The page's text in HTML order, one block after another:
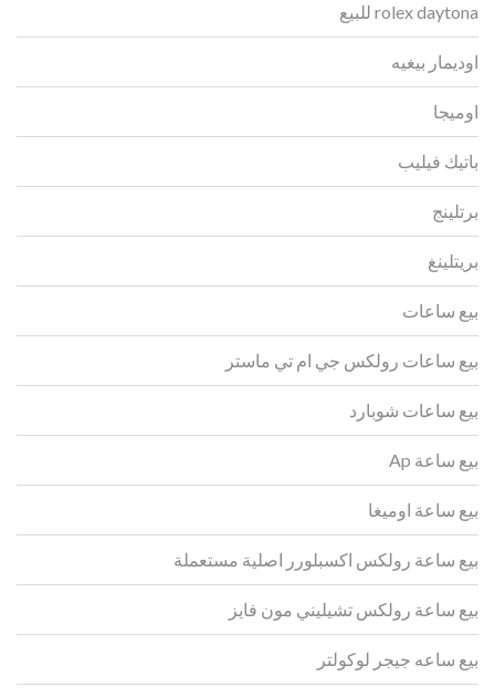
rolex daytona للبيع
اوديمار بيغيه
اوميجا
باتيك فيليب
برتلينج
بريتلينغ
بيع ساعات
بيع ساعات رولكس جي ام تي ماستر
بيع ساعات شوبارد
بيع ساعة Ap
بيع ساعة اوميغا
بيع ساعة رولكس اكسبلورر اصلية مستعملة
بيع ساعة رولكس تشيليني مون فايز
بيع ساعه جيجر لوكولتر